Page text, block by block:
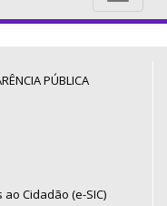
PÚBLICA
Cidadão (e-SIC)